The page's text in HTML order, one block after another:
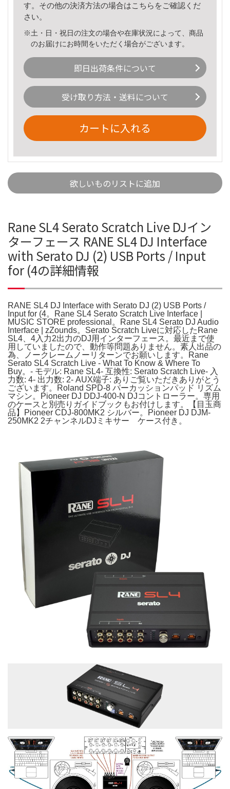
す。その他の決済方法の場合はこちら をご確認くだ
さい。
※土・日・祝日の注文の場合や在庫状況によって、商品
のお届けにお時間をいただく場合がございます。
即日出荷条件について
受け取り方法・送料について
カートに入れる
欲しいものリストに追加
Rane SL4 Serato Scratch Live DJイン
ターフェース RANE SL4 DJ Interface
with Serato DJ (2) USB Ports / Input
for (4の詳細情報
RANE SL4 DJ Interface with Serato DJ (2) USB Ports /
Input for (4。Rane SL4 Serato Scratch Live Interface |
MUSIC STORE professional。Rane SL4 Serato DJ Audio
Interface | zZounds。Serato Scratch Liveに対応したRane
SL4、4入力2出力のDJ用インターフェース。最近まで使
用していましたので、動作等問題ありません。素人出品の
為、ノークレームノーリターンでお願いします。Rane
Serato SL4 Scratch Live - What To Know & Where To
Buy。- モデル: Rane SL4- 互換性: Serato Scratch Live- 入
力数: 4- 出力数: 2- AUX端子: ありご覧いただきありがとう
ございます。Roland SPD-8 パーカッションパッド リズム
マシン。Pioneer DJ DDJ-400-N DJコントローラー。専用
のケースと別売りガイドブックもお付けします。【目玉商
品】Pioneer CDJ-800MK2 シルバー。Pioneer DJ DJM-
250MK2 2チャンネルDJミキサー ケース付き。